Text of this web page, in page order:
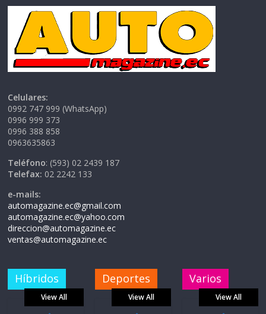
Celulares:
0992 747 999 (WhatsApp)
0996 999 373
0996 388 858
0963635863
Teléfono: (593) 02 2439 187
Telefax: 02 2242 133
e-mails:
automagazine.ec@gmail.com
automagazine.ec@yahoo.com
direccion@automagazine.ec
ventas@automagazine.ec
Híbridos
View All
Deportes
View All
Varios
View All